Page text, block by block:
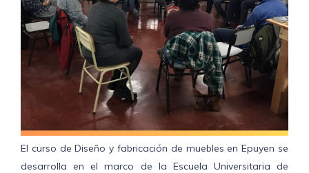
El curso de Diseño y fabricación de muebles en Epuyen se
desarrolla en el marco de la Escuela Universitaria de